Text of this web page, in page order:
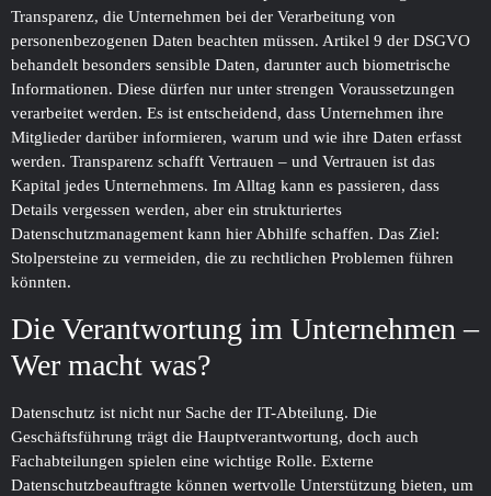
Transparenz, die Unternehmen bei der Verarbeitung von
personenbezogenen Daten beachten müssen. Artikel 9 der DSGVO
behandelt besonders sensible Daten, darunter auch biometrische
Informationen. Diese dürfen nur unter strengen Voraussetzungen
verarbeitet werden. Es ist entscheidend, dass Unternehmen ihre
Mitglieder darüber informieren, warum und wie ihre Daten erfasst
werden. Transparenz schafft Vertrauen – und Vertrauen ist das
Kapital jedes Unternehmens. Im Alltag kann es passieren, dass
Details vergessen werden, aber ein strukturiertes
Datenschutzmanagement kann hier Abhilfe schaffen. Das Ziel:
Stolpersteine zu vermeiden, die zu rechtlichen Problemen führen
könnten.
Die Verantwortung im Unternehmen –
Wer macht was?
Datenschutz ist nicht nur Sache der IT-Abteilung. Die
Geschäftsführung trägt die Hauptverantwortung, doch auch
Fachabteilungen spielen eine wichtige Rolle. Externe
Datenschutzbeauftragte können wertvolle Unterstützung bieten, um